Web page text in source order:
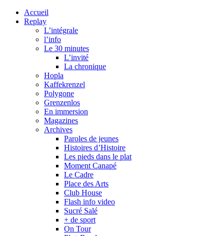
Accueil
Replay
L’intégrale
l’info
Le 30 minutes
L’invité
La chronique
Hopla
Kaffekrenzel
Polygone
Grenzenlos
En immersion
Magazines
Archives
Paroles de jeunes
Histoires d’Histoire
Les pieds dans le plat
Moment Canapé
Le Cadre
Place des Arts
Club House
Flash info video
Sucré Salé
+ de sport
On Tour